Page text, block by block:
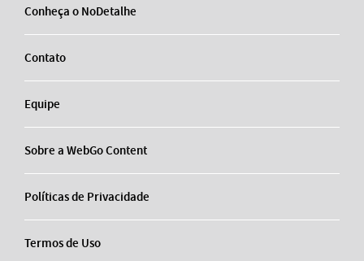
Conheça o NoDetalhe
Contato
Equipe
Sobre a WebGo Content
Políticas de Privacidade
Termos de Uso